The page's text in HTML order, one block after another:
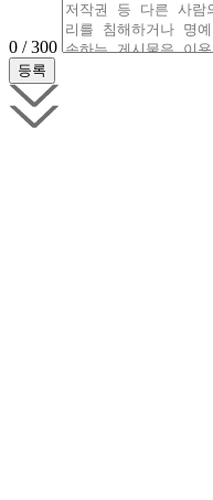
0 / 300